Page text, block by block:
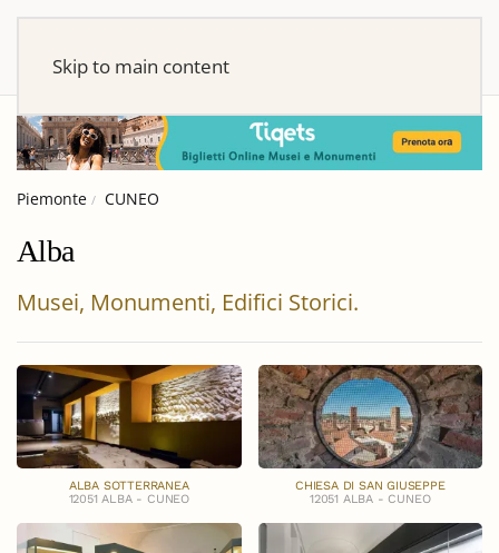
Skip to main content
Piemonte CUNEO
Alba
Musei, Monumenti, Edifici Storici.
ALBA SOTTERRANEA
12051 ALBA - CUNEO
CHIESA DI SAN GIUSEPPE
12051 ALBA - CUNEO